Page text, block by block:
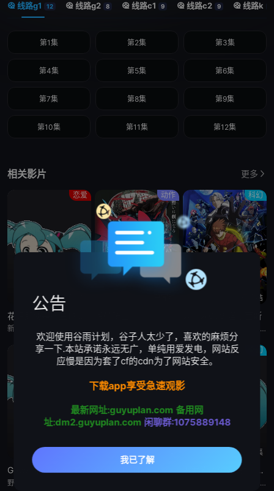
星人。与被称为“城市中最致命”吸血鬼阿恩的遭遇，将极大地改变女
人类与怪物这两种原则并存的世界里，那些离奇事件背后隐藏着什么
线路g1 12 线路g2 8 线路c1 9 线路c2 9 线路k
第1集 第2集 第3集
第4集 第5集 第6集
第7集 第8集 第9集
第10集 第11集 第12集
相关影片 更多
恋爱
更新至4集
动作 科幻
已完结
人造人009 涅墨西斯
梶裕贵,皆川纯子,宫野真守,早见沙织,杉田智和,安元洋贵,鹿糠光明,利根健太朗,林勇,山路和弘,中村悠一,日高里菜,细谷佳正,神谷浩史,井上喜久子,稻田彻,若山诗音,内田真礼,佐仓绫音,奈良彻,下野纮
原创 原创 奇幻
更新至4集
恶女不才请多关照 :雏宫蝶鼠换身传:
川井田夏海,石见舞菜香,菱川花菜,古川慎,梅原裕一郎,石川由依,水瀬いのり,中原麻衣,ニケライ・ファラナーゼ,五十嵐丽,川井田夏海,石见舞菜香,茅野爱衣,冈田幸子,小林裕介,矢野优美华,篠原侑,山田美铃,结川あさき,中山祥徳,富士渕将行,鎌仓有那,橘めい,远藤綾
公告
欢迎使用谷雨计划，谷子人太少了，喜欢的麻烦分
享一下.本站承诺永远无广，单纯用爱发电，网站反
应慢是因为套了cf的cdn为了网站安全。
下载app享受急速观影
最新网址:guyuplan.com 备用网
址:dm2.guyuplan.com 闲聊群:1075889148